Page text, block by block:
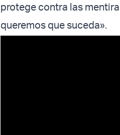
protege contra las
queremos que suceda».